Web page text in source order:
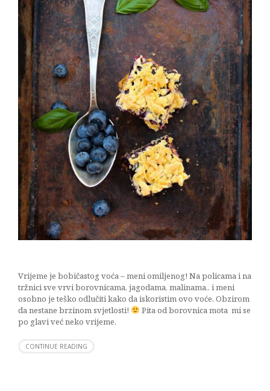
Vrijeme je bobičastog voća – meni omiljenog! Na policama i na
tržnici sve vrvi borovnicama, jagodama, malinama.. i meni
osobno je teško odlučiti kako da iskoristim ovo voće. Obzirom
da nestane brzinom svjetlosti!
Pita od borovnica mota mi se
po glavi već neko vrijeme.
CONTINUE READING